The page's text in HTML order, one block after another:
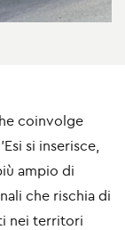
coinvolge
si inserisce,
ampio di
che rischia di
nei territori